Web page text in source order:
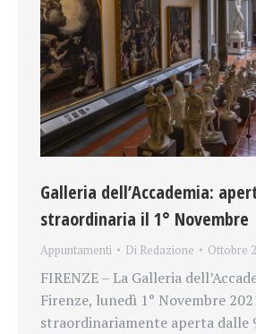
Galleria dell’Accademia:
straordinaria il 1° Novembre
Appuntamenti Di Redazione Ottobre
FIRENZE – La Galleria
Firenze, lunedì 1° Novembre
straordinariamente aperta dalle